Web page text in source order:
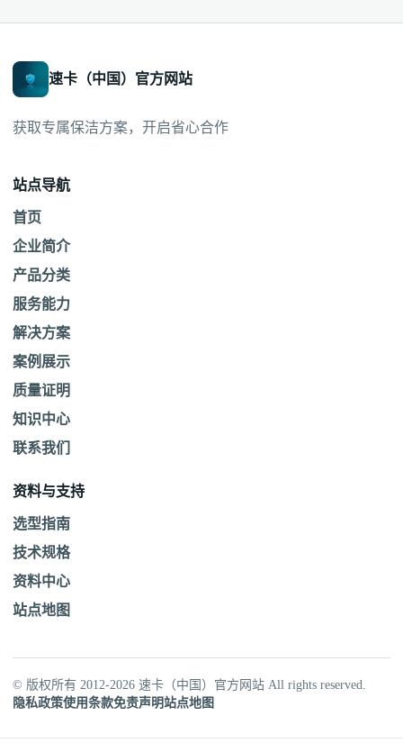
速卡（中国）官方网站
获取专属保洁方案，开启省心合作
站点导航
首页
企业简介
产品分类
服务能力
解决方案
案例展示
质量证明
知识中心
联系我们
资料与支持
选型指南
技术规格
资料中心
站点地图
© 版权所有 2012-2026 速卡（中国）官方网站 All rights reserved.
隐私政策使用条款免责声明站点地图